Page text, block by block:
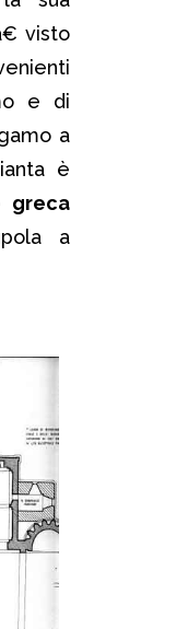
visto
e di
a
è
greca
a